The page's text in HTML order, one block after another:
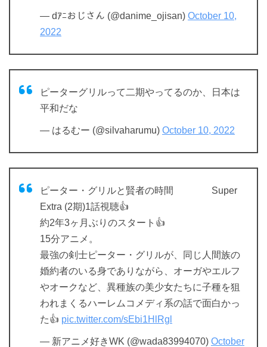
— dｱﾆおじさん (@danime_ojisan) October 10,
2022
ピーターグリルって二期やってるのか、日本は
平和だな
— はるむー (@silvaharumu) October 10, 2022
ピーター・グリルと賢者の時間 Super
Extra (2期)1話視聴👍
約2年3ヶ月ぶりのスタート👍
15分アニメ。
最強の剣士ピーター・グリルが、同じ人間族の
婚約者のいる身でありながら、オーガやエルフ
やオークなど、異種族の美少女たちに子種を狙
われまくるハーレムコメディ系の話で面白かっ
た👍 pic.twitter.com/sEbi1HlRgl
— 新アニメ好きWK (@wada83994070) October